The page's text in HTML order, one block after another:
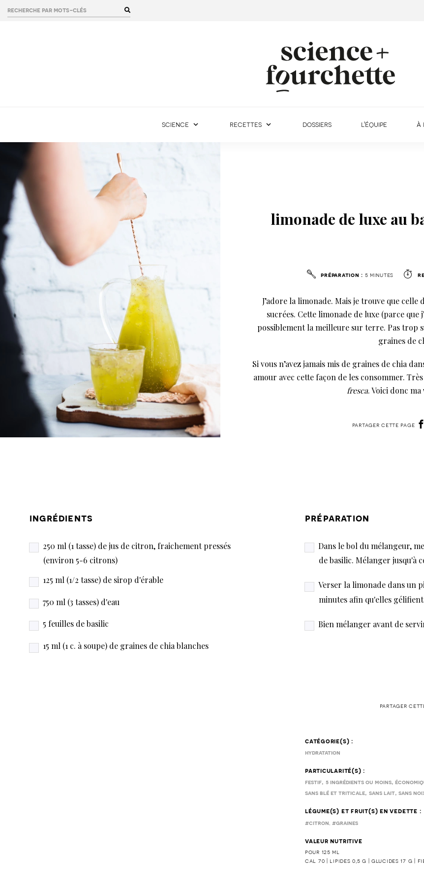
rechercher :
science recettes dossiers l'équipe à
limonade de luxe au
préparation : 5 minutes
J’adore la limonade. Mais je trouve que
sucrées. Cette limonade de luxe (parce
possiblement la meilleure sur terre. Pas trop
graines de
Si vous n’avez jamais mis de graines de chia
amour avec cette façon de les consommer.
fresca. Voici donc
partager cette page
ingrédients
250 ml (1 tasse) de jus de citron, fraichement pressés
(environ 5-6 citrons)
125 ml (1/2 tasse) de sirop d'érable
750 ml (3 tasses) d'eau
5 feuilles de basilic
15 ml (1 c. à soupe) de graines de chia blanches
préparation
Dans le bol du mélangeur,
de basilic. Mélanger jusqu'à
Verser la limonade dans un
minutes afin qu'elles
Bien mélanger avant de
partager
catégorie(s) :
hydratation
particularité(s) :
festif, 5 ingrédients ou moins,
sans blé et triticale, sans lait,sans
légume(s) et fruit(s) en vedette :
#citron, #graines
valeur nutritive
pour 125 ml
cal 70 | lipides 0,5 g | glucides 17 g |